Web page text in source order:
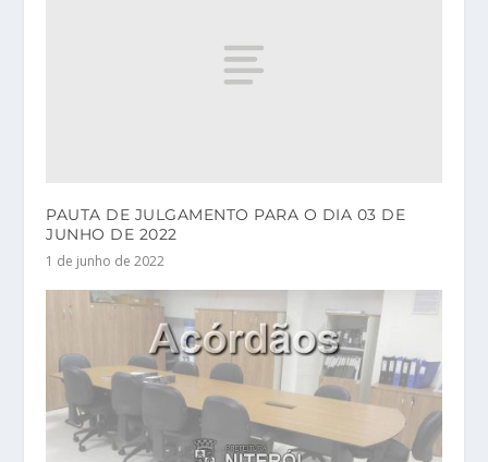
PAUTA DE JULGAMENTO PARA O DIA 03 DE
JUNHO DE 2022
1 de junho de 2022